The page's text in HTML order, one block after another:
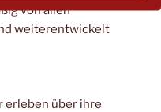
von allen
weiterentwickelt
erleben über ihre